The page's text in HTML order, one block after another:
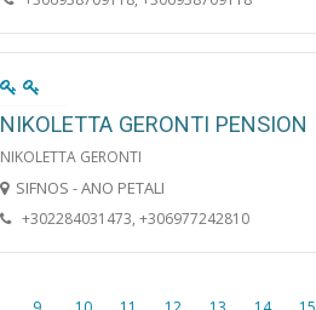
NIKOLETTA GERONTI PENSION
NIKOLETTA GERONTI
SIFNOS - ANO PETALI
+302284031473, +306977242810